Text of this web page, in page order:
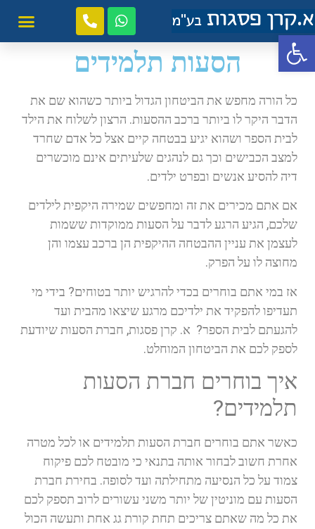
פתח סרגל נגישות
הסעות תלמידים
כל הורה מחפש את הביטחון הגדול ביותר כשהוא שם את
הדבר היקר לו ביותר ברכב ההסעות. הרצון לשלוח את הילד
לבית הספר ושהוא יגיע בבטחה קיים אצל כל אדם שחרד
למצב הכבישים וכך גם לנהגים שלעיתים אינם מוכשרים
דיה להסיע אנשים ובפרט ילדים.
אם אתם מכירים את זה ומחפשים שמירה היקפית לילדים
שלכם, הגיע הרגע לדבר על הסעות ממוקדות ששמות
לעצמן את עניין ההבטחה ההיקפית הן ברכב עצמו והן
מחוצה לו על הפרק.
אז במי אתם בוחרים בכדי להרגיש יותר בטוחים? בידי מי
תעדיפו להפקיד את ילדיכם מרגע שיצאו מהבית ועד
להגעתם לבית הספר? א. קרן פסגות, חברת הסעות שיודעת
לספק לכם את הביטחון המוחלט.
איך בוחרים חברת הסעות
תלמידים?
כאשר אתם בוחרים חברת הסעות תלמידים או לכל מטרה
אחרת חשוב לבחור אותה בתנאי כי מובטח לכם פיקוח
צמוד על כל הנסיעה מתחילתה ועד לסופה. בחירת חברת
הסעות עם מוניטין של יותר משני עשורים לרוב תספק לכם
את כל מה שאתם צריכים תחת קורת גג אחת ותעשה הכול